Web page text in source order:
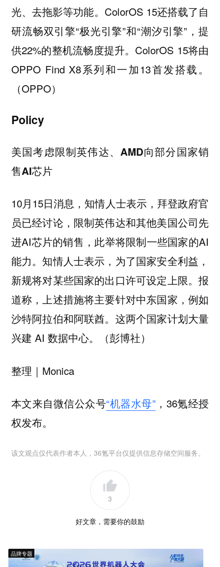
光、去拖影等功能。ColorOS 15还搭载了自
研流畅双引擎“极光引擎”和“潮汐引擎”，提
供22%的整机流畅度提升。ColorOS 15将由
OPPO Find X8系列和一加13首发搭载。
（OPPO）
Policy
美国考虑限制英伟达、AMD向部分国家销
售AI芯片
10月15日消息，知情人士表示，拜登政府官
员已经讨论，限制英伟达和其他美国公司先
进AI芯片的销售，此举将限制一些国家的AI
能力。知情人士表示，为了国家安全利益，
新规将对某些国家的出口许可设定上限。报
道称，上述措施将主要针对中东国家，例如
沙特阿拉伯和阿联酋。这两个国家计划大量
兴建 AI 数据中心。（彭博社）
整理｜Monica
本文来自微信公众号“机器水母”，36氪经授
权发布。
该文观点仅代表作者本人，36氪平台仅提供信息存储空间服务。
3
好文章，需要你的鼓励
品牌专题